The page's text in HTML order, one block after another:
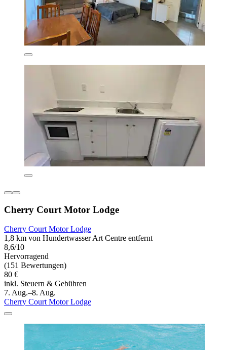
Cherry Court Motor Lodge
Cherry Court Motor Lodge
1,8 km von Hundertwasser Art Centre entfernt
8,6/10
Hervorragend
(151 Bewertungen)
80 €
inkl. Steuern & Gebühren
7. Aug.–8. Aug.
Cherry Court Motor Lodge